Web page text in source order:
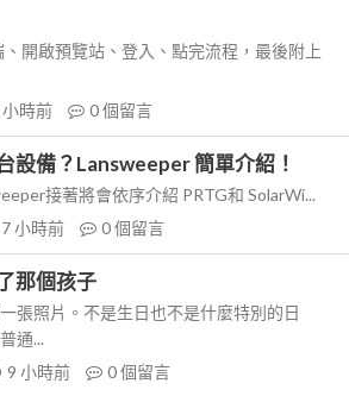
開啟預覽站、登入、點完流程，最後附上
小時前 0個留言
設備？Lansweeper 簡單介紹！
接著將會依序介紹 PRTG和 SolarWi...
7 小時前 0個留言
那個孩子
張照片。不是生日也不是什麼特別的日
通...
9 小時前 0個留言